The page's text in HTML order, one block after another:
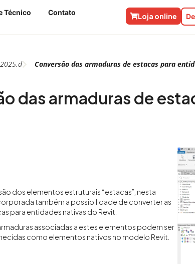
Técnico
Contato
Loja online
2025.d Conversão das armaduras de estacas para
das armaduras de
dos elementos estruturais “estacas”, nesta
também a possibilidade de converter as
para entidades nativas do Revit.
associadas a estes elementos podem ser
como elementos nativos no modelo Revit.